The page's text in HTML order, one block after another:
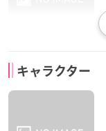
吉川由紀
キャラクター